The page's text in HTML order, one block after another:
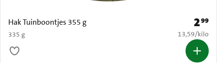
Hak Tuinboontjes 355 g
335 g
Prijs:
299
€ 13,59 per
13,59/kilo